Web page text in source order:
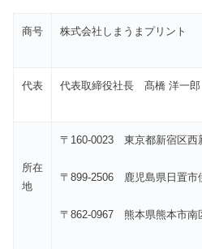
商号 株式会社しまうまプリント
代表 代表取締役社長 髙橋 洋一郎
所在
地
〒160-0023 東京都新宿区西
〒899-2506 鹿児島県日置市
〒862-0967 熊本県熊本市南